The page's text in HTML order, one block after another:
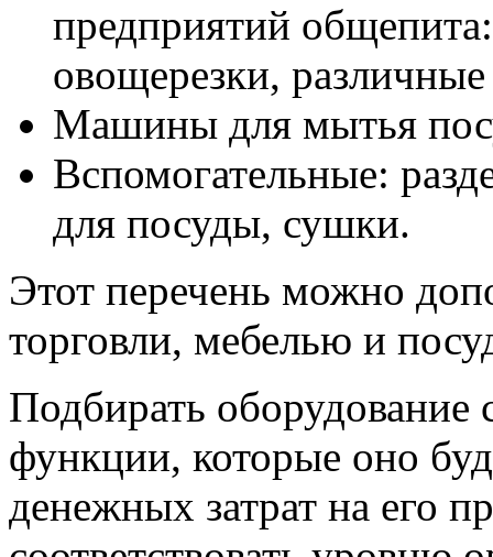
предприятий
овощерезки,
Машины для мытья
Вспомогательные:
для посуды, сушки.
Этот перечень можно
торговли, мебелью и
Подбирать оборудование
функции, которые оно
денежных затрат на его